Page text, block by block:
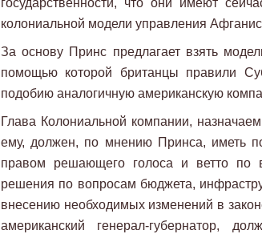
государственности, что они имеют
колониальной модели управления
За основу Принс предлагает взять
помощью которой британцы правили
подобию аналогичную американскую
Глава Колониальной компании,
ему, должен, по мнению Принса, иметь
правом решающего голоса и ветто
решения по вопросам бюджета,
внесению необходимых изменений в
американский генерал-губернатор,